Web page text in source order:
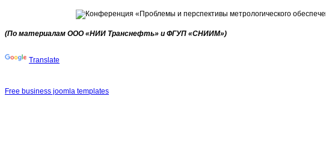
(По материалам ООО «НИИ Транснефть» и ФГУП «СНИИМ»)
большое
предложений
по
элементов
систем
Translate
Free business joomla templates